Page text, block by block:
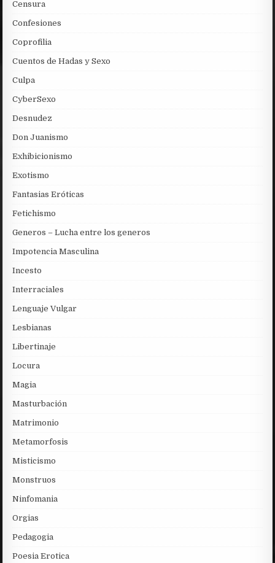
Censura
Confesiones
Coprofilia
Cuentos de Hadas y Sexo
Culpa
CyberSexo
Desnudez
Don Juanismo
Exhibicionismo
Exotismo
Fantasias Eróticas
Fetichismo
Generos – Lucha entre los generos
Impotencia Masculina
Incesto
Interraciales
Lenguaje Vulgar
Lesbianas
Libertinaje
Locura
Magia
Masturbación
Matrimonio
Metamorfosis
Misticismo
Monstruos
Ninfomania
Orgias
Pedagogia
Poesia Erotica